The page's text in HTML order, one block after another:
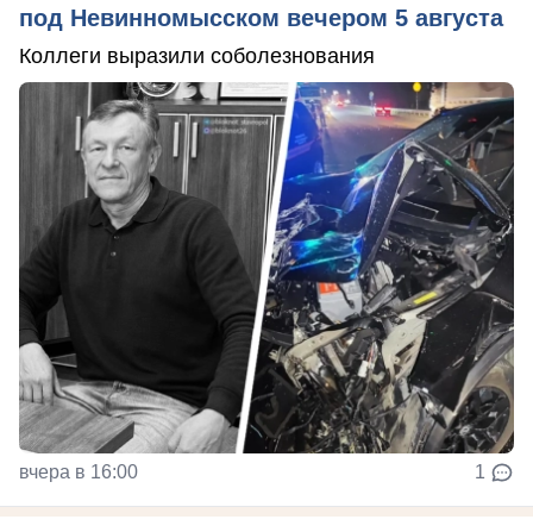
под Невинномысском вечером 5 августа
Коллеги выразили соболезнования
вчера в 16:00 1